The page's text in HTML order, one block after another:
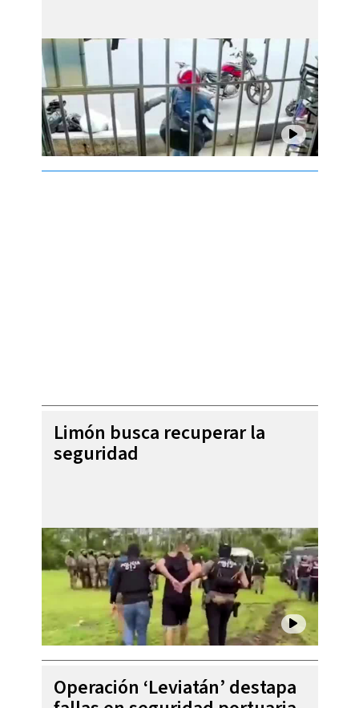
Limón busca recuperar la
seguridad
Operación ‘Leviatán’ destapa